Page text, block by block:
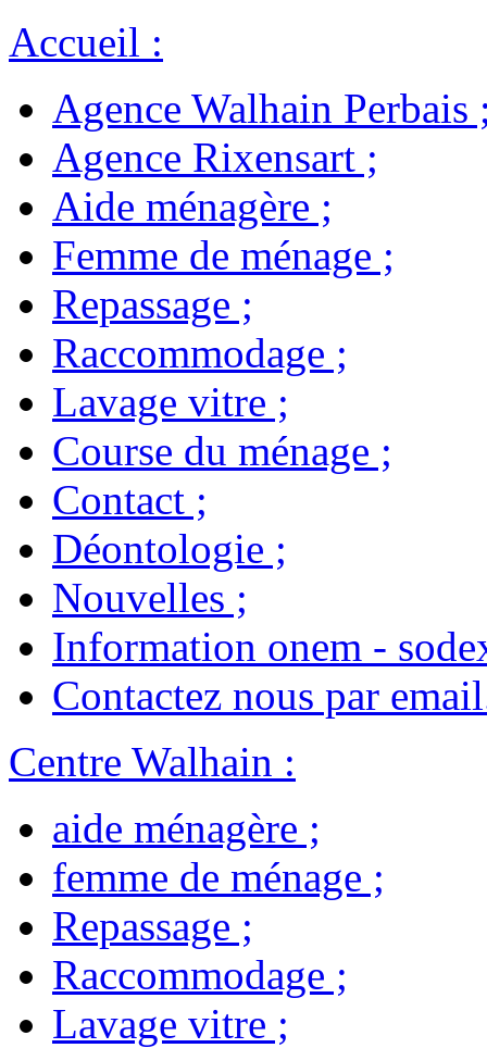
Accueil :
Agence Walhain Perbais
Agence Rixensart ;
Aide ménagère ;
Femme de ménage ;
Repassage ;
Raccommodage ;
Lavage vitre ;
Course du ménage ;
Contact ;
Déontologie ;
Nouvelles ;
Information onem -
Contactez nous par email
Centre Walhain :
aide ménagère ;
femme de ménage ;
Repassage ;
Raccommodage ;
Lavage vitre ;